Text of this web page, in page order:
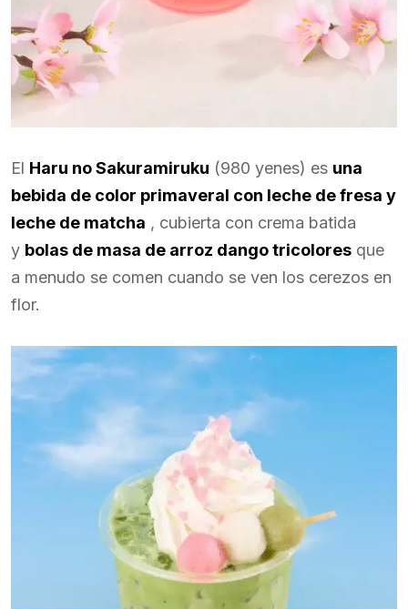
El Haru no Sakuramiruku (980 yenes) es una
bebida de color primaveral con leche de fresa y
leche de matcha , cubierta con crema batida
y bolas de masa de arroz dango tricolores que
a menudo se comen cuando se ven los cerezos en
flor.